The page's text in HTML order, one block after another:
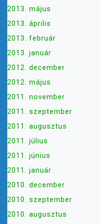
2013. május
2013. április
2013. február
2013. január
2012. december
2012. május
2011. november
2011. szeptember
2011. augusztus
2011. július
2011. június
2011. január
2010. december
2010. szeptember
2010. augusztus